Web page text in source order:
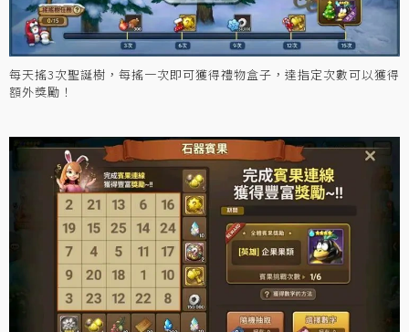
每天搖3次聖誕樹，每搖一次即可獲得禮物盒子，達指定次數可以獲得
額外獎勵！